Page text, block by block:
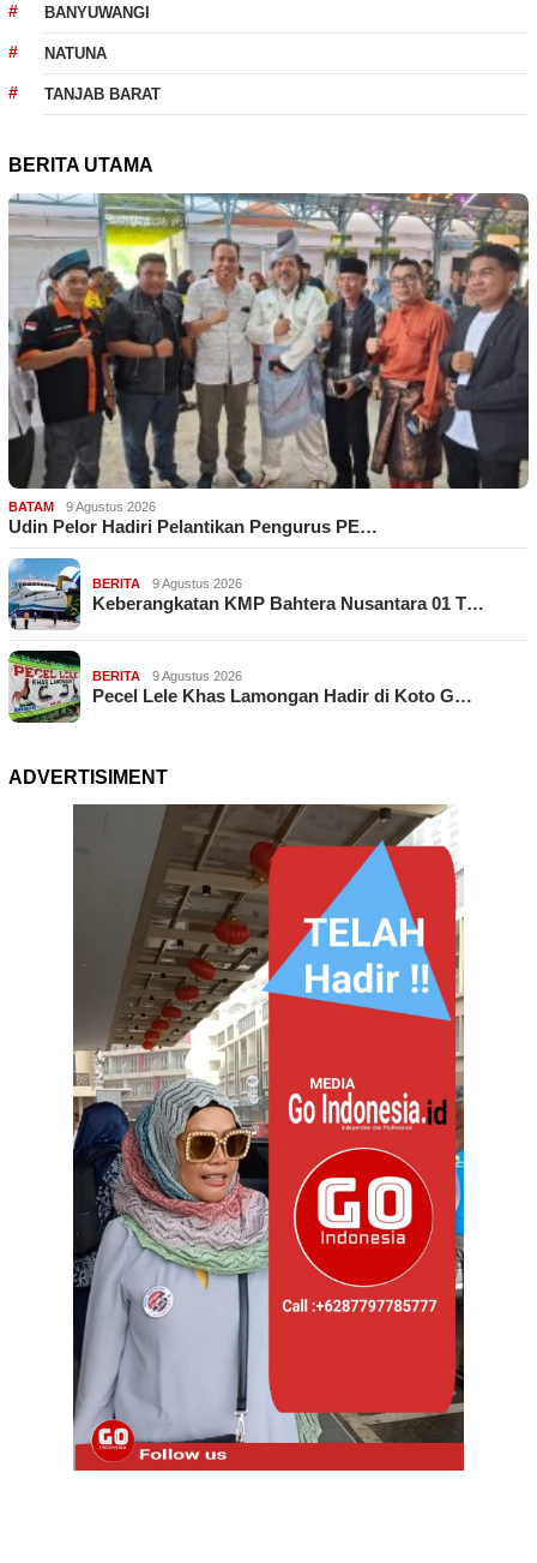
BANYUWANGI
NATUNA
TANJAB BARAT
BERITA UTAMA
BATAM 9 Agustus 2026
Udin Pelor Hadiri Pelantikan Pengurus PE…
BERITA 9 Agustus 2026
Keberangkatan KMP Bahtera Nusantara 01 T…
BERITA 9 Agustus 2026
Pecel Lele Khas Lamongan Hadir di Koto G…
ADVERTISIMENT